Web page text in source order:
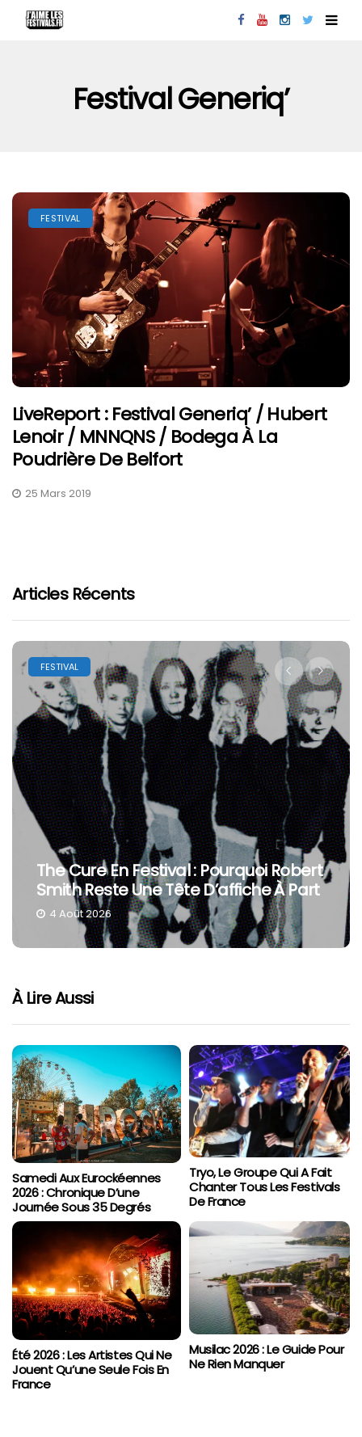
Festival Generiq’
FESTIVAL
LiveReport : Festival Generiq’ / Hubert
Lenoir / MNNQNS / Bodega À La
Poudrière De Belfort
25 Mars 2019
Articles Récents
FESTIVAL
The Cure En Festival : Pourquoi Robert
Smith Reste Une Tête D’affiche À Part
4 Août 2026
À Lire Aussi
Samedi Aux Eurockéennes
2026 : Chronique D’une
Journée Sous 35 Degrés
Tryo, Le Groupe Qui A Fait
Chanter Tous Les Festivals
De France
Été 2026 : Les Artistes Qui Ne
Jouent Qu’une Seule Fois En
France
Musilac 2026 : Le Guide Pour
Ne Rien Manquer